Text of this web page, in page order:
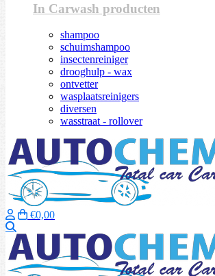
In Carwash producten
shampoo
schuimshampoo
insectenreiniger
drooghulp - wax
ontvetter
wasplaatsreinigers
diversen
wasstraat - rollover
€0,00